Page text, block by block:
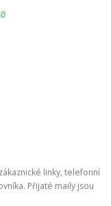
linky, telefonní
Přijaté maily jsou